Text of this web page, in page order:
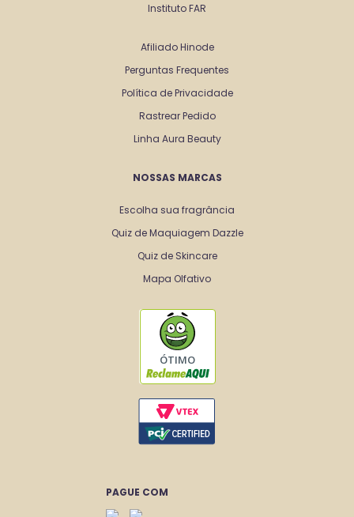
Instituto FAR
Afiliado Hinode
Perguntas Frequentes
Política de Privacidade
Rastrear Pedido
Linha Aura Beauty
NOSSAS MARCAS
Escolha sua fragrância
Quiz de Maquiagem Dazzle
Quiz de Skincare
Mapa Olfativo
ÓTIMO
PAGUE COM